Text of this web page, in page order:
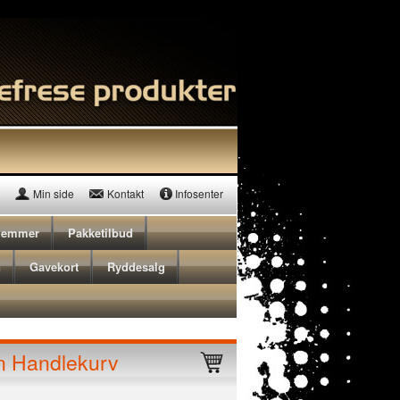
Min side Kontakt Infosenter
Pakketilbud
Gavekort
Ryddesalg
Handlekurv
Triton TPL180B, høvel